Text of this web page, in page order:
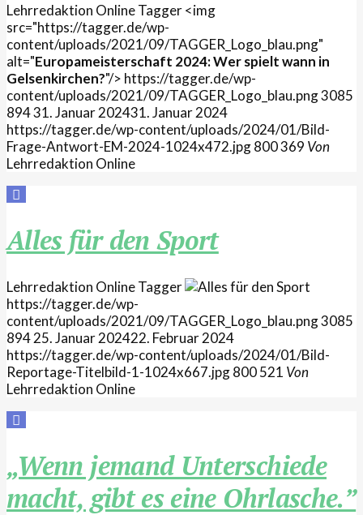
Lehrredaktion OnlineTagger<img
src="https://tagger.de/wp-
content/uploads/2021/09/TAGGER_Logo_blau.png"
alt="Europameisterschaft 2024: Wer spielt wann in
Gelsenkirchen?"/> https://tagger.de/wp-
content/uploads/2021/09/TAGGER_Logo_blau.png3085
89431. Januar 202431. Januar 2024
https://tagger.de/wp-content/uploads/2024/01/Bild-
Frage-Antwort-EM-2024-1024x472.jpg800369 Von
Lehrredaktion Online
Alles für den Sport
Lehrredaktion OnlineTagger
https://tagger.de/wp-
content/uploads/2021/09/TAGGER_Logo_blau.png3085
89425. Januar 202422. Februar 2024
https://tagger.de/wp-content/uploads/2024/01/Bild-
Reportage-Titelbild-1-1024x667.jpg800521 Von
Lehrredaktion Online
„Wenn jemand Unterschiede
macht, gibt es eine Ohrlasche.”